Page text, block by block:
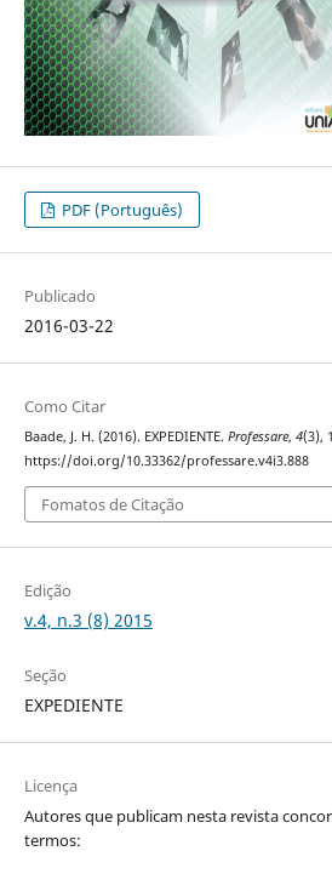
PDF (Português)
Publicado
2016-03-22
Como Citar
Baade, J. H. (2016). EXPEDIENTE. Professare, 4(3),
https://doi.org/10.33362/professare.v4i3.888
Fomatos de Citação
Edição
v.4, n.3 (8) 2015
Seção
EXPEDIENTE
Licença
Autores que publicam nesta revista
termos: